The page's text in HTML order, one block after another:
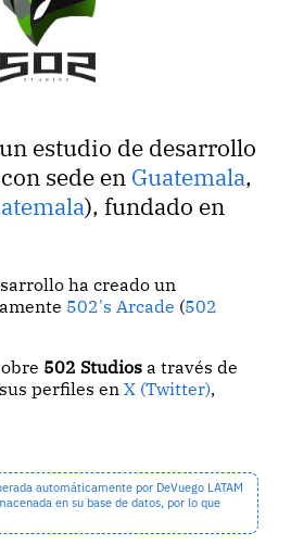
estudio de desarrollo
sede en Guatemala,
), fundado en
ha creado un
502's Arcade (502
502 Studios a través de
perfiles enX (Twitter),
automáticamente por DeVuego LATAM
en su base de datos, por lo que